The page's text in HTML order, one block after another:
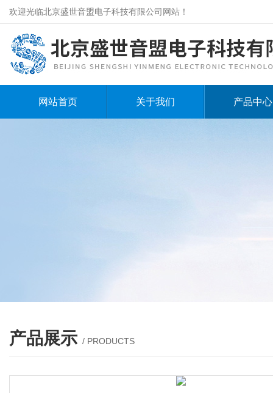
欢迎光临北京盛世音盟电子科技有限公司网站！
网站首页 关于我们 产品中心
产品展示 / PRODUCTS